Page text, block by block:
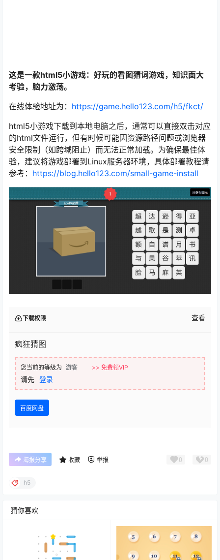
这是一款html5小游戏：好玩的看图猜词游戏，知识面大
考验，脑力激荡。
在线体验地址为： https://game.hello123.com/h5/fkct/
html5小游戏下载到本地电脑之后，通常可以直接双击对应
的html文件运行，但有时候可能因资源路径问题或浏览器
安全限制（如跨域阻止）而无法正常加载。为确保最佳体
验，建议将游戏部署到Linux服务器环境，具体部署教程请
参考： https://blog.hello123.com/small-game-install
下载权限 查看
疯狂猜图
您当前的等级为 游客 >> 免费领VIP
请先 登录
百度网盘
海报分享 收藏 举报 0 0
h5
猜你喜欢